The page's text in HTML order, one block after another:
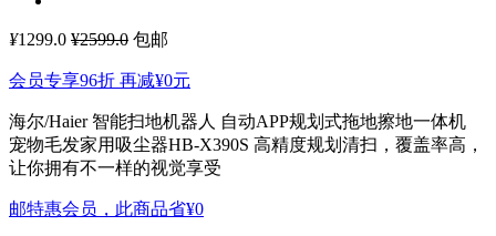
¥1299.0 ¥2599.0 包邮
会员专享96折 再减¥0元
海尔/Haier 智能扫地机器人 自动APP规划式拖地擦地一体机
宠物毛发家用吸尘器HB-X390S 高精度规划清扫，覆盖率高，
让你拥有不一样的视觉享受
邮特惠会员，此商品省¥0